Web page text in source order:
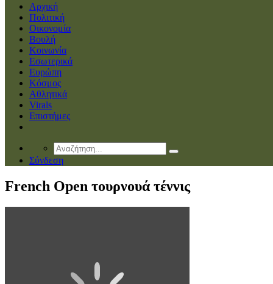
Αρχική
Πολιτική
Οικονομία
Βουλή
Κοινωνία
Εσωτερικά
Ευρώπη
Κόσμος
Αθλητικά
Virals
Επιστήμες
Σύνδεση
French Open τουρνουά τέννις